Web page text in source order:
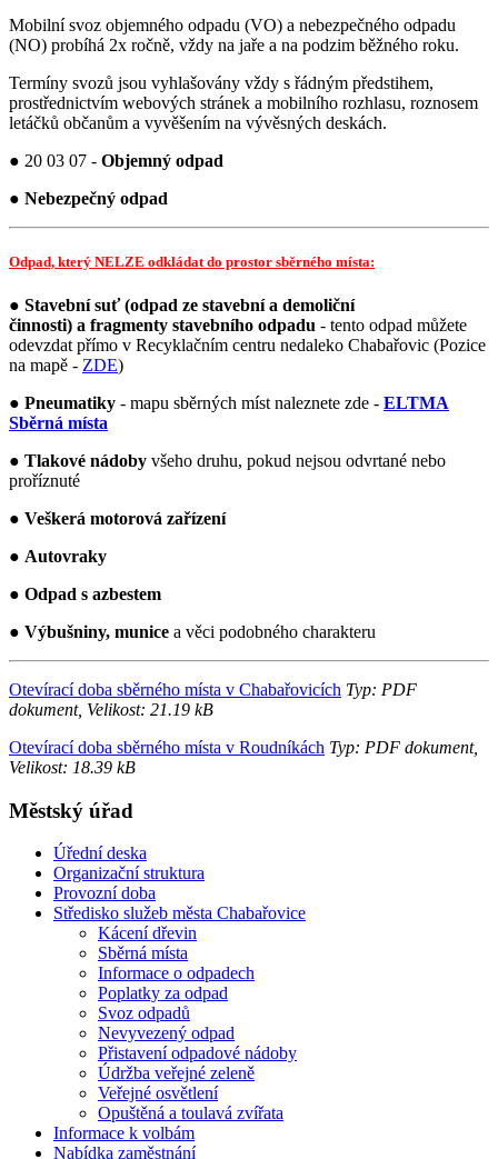
Mobilní svoz objemného odpadu (VO) a nebezpečného odpadu
(NO) probíhá 2x ročně, vždy na jaře a na podzim běžného roku.
Termíny svozů jsou vyhlašovány vždy s řádným předstihem,
prostřednictvím webových stránek a mobilního rozhlasu, roznosem
letáčků občanům a vyvěšením na vývěsných deskách.
● 20 03 07 - Objemný odpad
● Nebezpečný odpad
Odpad, který NELZE odkládat do prostor sběrného místa:
● Stavební suť (odpad ze stavební a demoliční
činnosti) a fragmenty stavebního odpadu - tento odpad můžete
odevzdat přímo v Recyklačním centru nedaleko Chabařovic (Pozice
na mapě - ZDE)
● Pneumatiky - mapu sběrných míst naleznete zde - ELTMA
Sběrná místa
● Tlakové nádoby všeho druhu, pokud nejsou odvrtané nebo
proříznuté
● Veškerá motorová zařízení
● Autovraky
● Odpad s azbestem
● Výbušniny, munice a věci podobného charakteru
Otevírací doba sběrného místa v Chabařovicích Typ: PDF
dokument, Velikost: 21.19 kB
Otevírací doba sběrného místa v Roudníkách Typ: PDF dokument,
Velikost: 18.39 kB
Městský úřad
Úřední deska
Organizační struktura
Provozní doba
Středisko služeb města Chabařovice
Kácení dřevin
Sběrná místa
Informace o odpadech
Poplatky za odpad
Svoz odpadů
Nevyvezený odpad
Přistavení odpadové nádoby
Údržba veřejné zeleně
Veřejné osvětlení
Opuštěná a toulavá zvířata
Informace k volbám
Nabídka zaměstnání